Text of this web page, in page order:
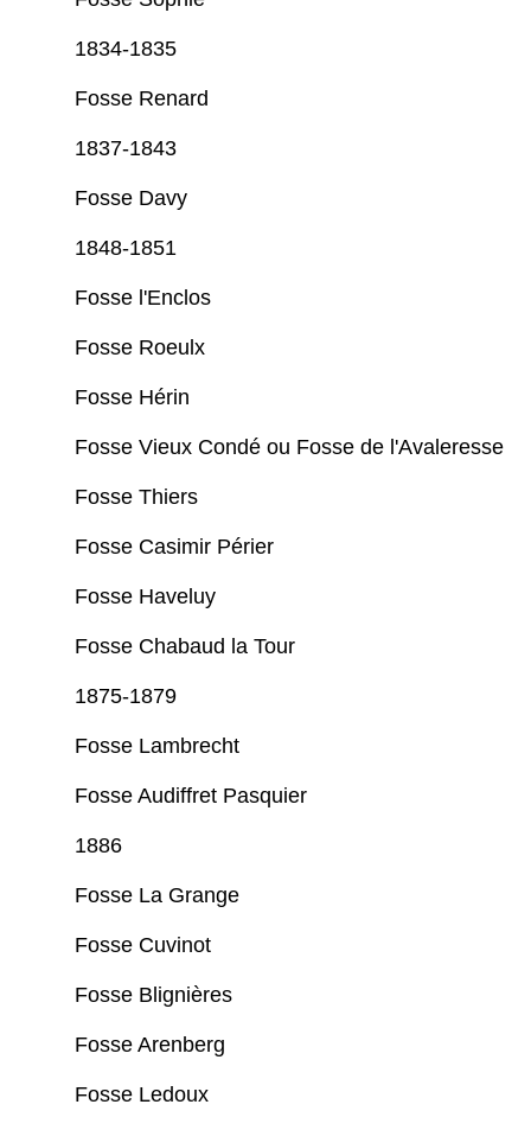
1834-1835
Fosse Renard
1837-1843
Fosse Davy
1848-1851
Fosse l'Enclos
Fosse Roeulx
Fosse Hérin
Fosse Vieux Condé ou Fosse de l'Avaleresse
Fosse Thiers
Fosse Casimir Périer
Fosse Haveluy
Fosse Chabaud la Tour
1875-1879
Fosse Lambrecht
Fosse Audiffret Pasquier
1886
Fosse La Grange
Fosse Cuvinot
Fosse Blignières
Fosse Arenberg
Fosse Ledoux